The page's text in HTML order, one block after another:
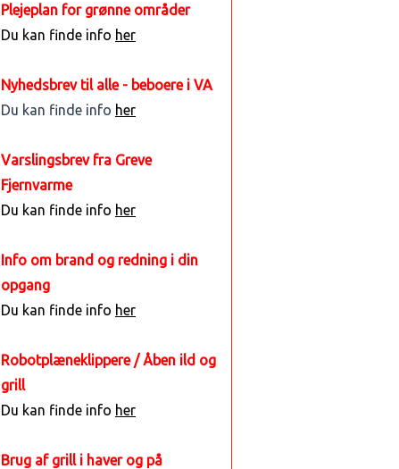
Plejeplan for grønne områder
Du kan finde info her
Nyhedsbrev til alle - beboere i VA
Du kan finde info her
Varslingsbrev fra Greve
Fjernvarme
Du kan finde info her
Info om brand og redning i din
opgang
Du kan finde info her
Robotplæneklippere / Åben ild og
grill
Du kan finde info her
Brug af grill i haver og på